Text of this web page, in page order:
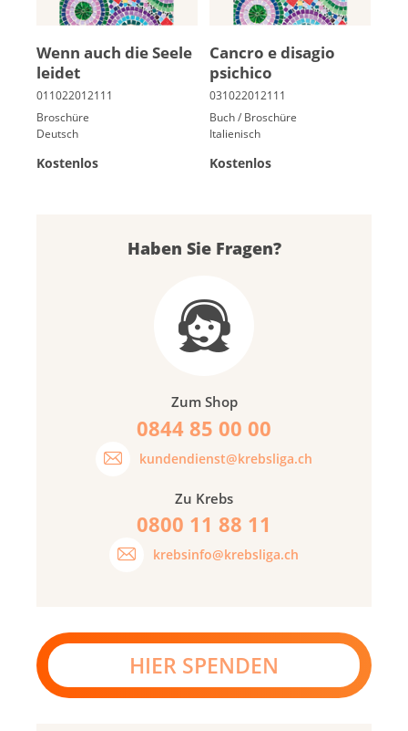
Wenn auch die See­le
lei­det
Broschüre
Deutsch
Kostenlos
Cancro e di­sagio
psichico
Buch / Broschüre
Italienisch
Kostenlos
Haben Sie Fragen?
Zum Shop
0844 85 00 00
kundendienst@krebsliga.ch
Zu Krebs
0800 11 88 11
krebsinfo@krebsliga.ch
HIER SPENDEN